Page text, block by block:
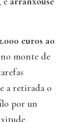
euros ao
no monte de
a retirada o
por un